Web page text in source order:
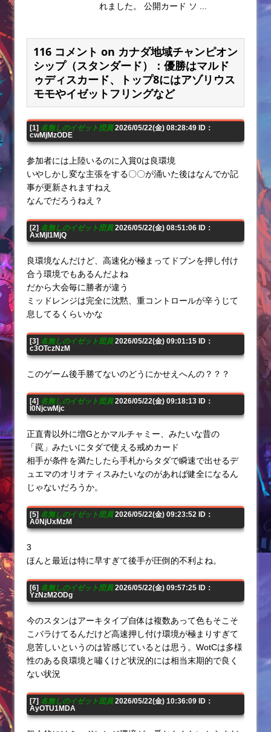
れました。 公開カード ソ ...
116 コメント on カナダ地域チャンピオン
シップ（スタンダード）：優勝はマルド
ゥディスカード、トップ8にはアゾリウス
モモやイゼットフリングなど
[1] 名無しのイゼット団員2026/05/22(金) 08:28:49 ID：
cwMjMzODE
参加者には上陸いるのに入賞0は良環境
いやしかし変な主張をする〇〇が涌いた後はなんでか記
事が更新されますねえ
なんでだろうねえ？
[2] 名無しのイゼット団員2026/05/22(金) 08:51:06 ID：
AxMjI1MjQ
良環境なんだけど、高速化が極まってドブンを押し付け
合う環境でもあるんだよね
だから大会毎に勝者が違う
ミッドレンジは完全に沈黙、重コントロールが辛うじて
息してるくらいかな
[3] 名無しのイゼット団員2026/05/22(金) 09:01:15 ID：
c3OTczNzM
このゲーム後手勝てないのどうにかせえへんの？？？
[4] 名無しのイゼット団員2026/05/22(金) 09:18:13 ID：
I0NjcwMjc
正直青以外に増Gとかマルチャミー、みたいな昔の
「罠」みたいにタダで使える戒めカード
相手が条件を満たしたら手札からタダで瞬速で出せるデ
ュエマのオリオティスみたいなのがあれば健全になるん
じゃないだろうか。
[5] 名無しのイゼット団員2026/05/22(金) 09:23:52 ID：
A0NjUxMzM
3
ほんと最近は特に早すぎて後手が圧倒的不利よね。
[6] 名無しのイゼット団員2026/05/22(金) 09:57:25 ID：
YzNzM2ODg
今のスタンはアーキタイプ自体は複数あって色もそこそ
こバラけてるんだけど高速押し付け環境が極まりすぎて
息苦しいというのは皆感じているとは思う。WotCは多様
性のある良環境と嘯くけど状況的には相当末期的で良く
ない状況
[7] 名無しのイゼット団員2026/05/22(金) 10:36:09 ID：
AyOTU1MDA